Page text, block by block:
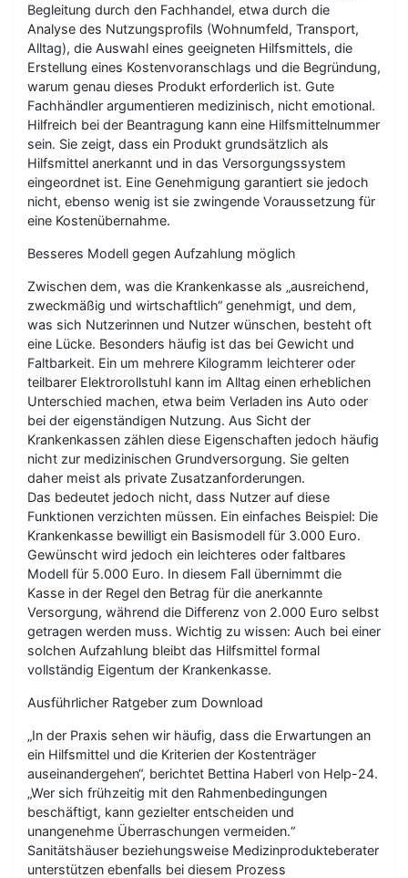
Begleitung durch den Fachhandel, etwa durch die
Analyse des Nutzungsprofils (Wohnumfeld, Transport,
Alltag), die Auswahl eines geeigneten Hilfsmittels, die
Erstellung eines Kostenvoranschlags und die Begründung,
warum genau dieses Produkt erforderlich ist. Gute
Fachhändler argumentieren medizinisch, nicht emotional.
Hilfreich bei der Beantragung kann eine Hilfsmittelnummer
sein. Sie zeigt, dass ein Produkt grundsätzlich als
Hilfsmittel anerkannt und in das Versorgungssystem
eingeordnet ist. Eine Genehmigung garantiert sie jedoch
nicht, ebenso wenig ist sie zwingende Voraussetzung für
eine Kostenübernahme.
Besseres Modell gegen Aufzahlung möglich
Zwischen dem, was die Krankenkasse als „ausreichend,
zweckmäßig und wirtschaftlich“ genehmigt, und dem,
was sich Nutzerinnen und Nutzer wünschen, besteht oft
eine Lücke. Besonders häufig ist das bei Gewicht und
Faltbarkeit. Ein um mehrere Kilogramm leichterer oder
teilbarer Elektrorollstuhl kann im Alltag einen erheblichen
Unterschied machen, etwa beim Verladen ins Auto oder
bei der eigenständigen Nutzung. Aus Sicht der
Krankenkassen zählen diese Eigenschaften jedoch häufig
nicht zur medizinischen Grundversorgung. Sie gelten
daher meist als private Zusatzanforderungen.
Das bedeutet jedoch nicht, dass Nutzer auf diese
Funktionen verzichten müssen. Ein einfaches Beispiel: Die
Krankenkasse bewilligt ein Basismodell für 3.000 Euro.
Gewünscht wird jedoch ein leichteres oder faltbares
Modell für 5.000 Euro. In diesem Fall übernimmt die
Kasse in der Regel den Betrag für die anerkannte
Versorgung, während die Differenz von 2.000 Euro selbst
getragen werden muss. Wichtig zu wissen: Auch bei einer
solchen Aufzahlung bleibt das Hilfsmittel formal
vollständig Eigentum der Krankenkasse.
Ausführlicher Ratgeber zum Download
„In der Praxis sehen wir häufig, dass die Erwartungen an
ein Hilfsmittel und die Kriterien der Kostenträger
auseinandergehen“, berichtet Bettina Haberl von Help-24.
„Wer sich frühzeitig mit den Rahmenbedingungen
beschäftigt, kann gezielter entscheiden und
unangenehme Überraschungen vermeiden.“
Sanitätshäuser beziehungsweise Medizinprodukteberater
unterstützen ebenfalls bei diesem Prozess